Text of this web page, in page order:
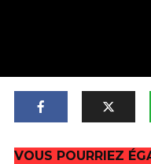
VOUS POURRIEZ